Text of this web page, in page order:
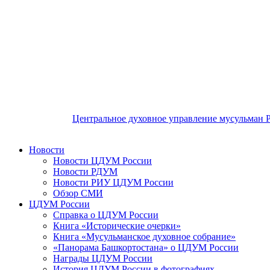
Центральное духовное управление мусульман
Новости
Новости ЦДУМ России
Новости РДУМ
Новости РИУ ЦДУМ России
Обзор СМИ
ЦДУМ России
Справка о ЦДУМ России
Книга «Исторические очерки»
Книга «Мусульманское духовное собрание»
«Панорама Башкортостана» о ЦДУМ России
Награды ЦДУМ России